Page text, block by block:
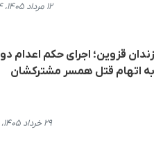
۱۲ مرداد ۱۴۰۵، ۱۶:۴۴
زندان قزوین؛ اجرای حکم اعدام
به اتهام قتل همسر مشترکشان
۲۹ خرداد ۱۴۰۵، ۱۱:۴۸